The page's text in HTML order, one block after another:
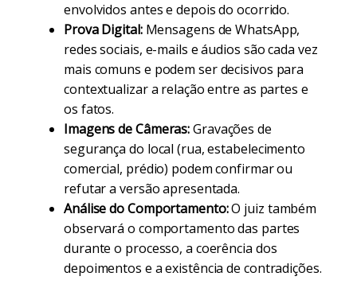
envolvidos antes e depois do ocorrido.
Prova Digital:Mensagens de WhatsApp,
redes sociais, e-mails e áudios são cada vez
mais comuns e podem ser decisivos para
contextualizar a relação entre as partes e
os fatos.
Imagens de Câmeras:Gravações de
segurança do local (rua, estabelecimento
comercial, prédio) podem confirmar ou
refutar a versão apresentada.
Análise do Comportamento:O juiz também
observará o comportamento das partes
durante o processo, a coerência dos
depoimentos e a existência de contradições.